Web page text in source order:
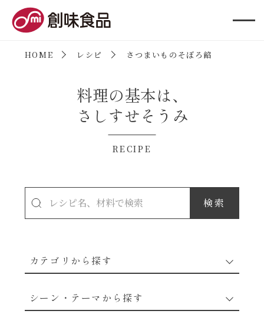
HOME レシピ さつまいものそぼろ餡
料理の基本は、
さしすせそうみ
RECIPE
カテゴリから探す
シーン・テーマから探す